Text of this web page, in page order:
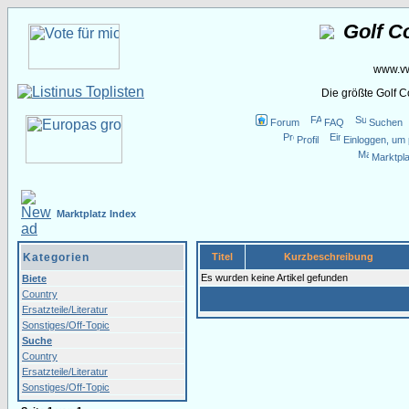
Golf
Die größte Golf
Forum FAQ
Suchen
Profil
Einloggen,
Marktplatz Index
Kategorien
Biete
Country
Ersatzteile/Literatur
Sonstiges/Off-Topic
Suche
Country
Ersatzteile/Literatur
Sonstiges/Off-Topic
Titel
Kurzbeschreibung
Es wurden keine Artikel gefunden